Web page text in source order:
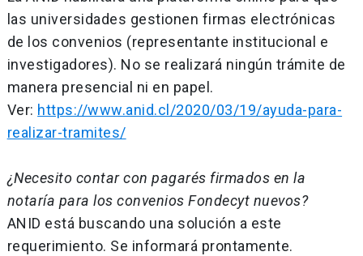
las universidades gestionen firmas electrónicas
de los convenios (representante institucional e
investigadores). No se realizará ningún trámite de
manera presencial ni en papel.
Ver: https://www.anid.cl/2020/03/19/ayuda-para-
realizar-tramites/
¿Necesito contar con pagarés firmados en la
notaría para los convenios Fondecyt nuevos?
ANID está buscando una solución a este
requerimiento. Se informará prontamente.